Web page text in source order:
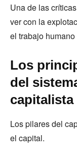
Una de las
ver con la
el trabajo humano
Los
del
capitalista
Los pilares del
el capital.